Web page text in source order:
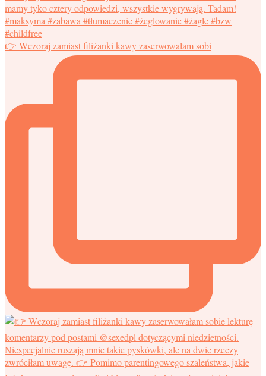
👉 Wczoraj zamiast filiżanki kawy zaserwowałam sobi